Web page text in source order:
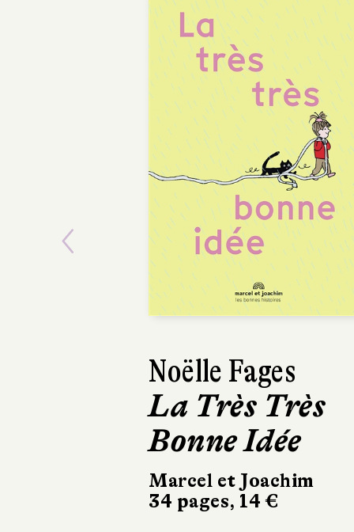
Noëlle Fages
La Très Très
Bonne Idée
Marcel et Joachim
34 pages, 14 €
Anaïs Halard,
Otero
L’Île des
mythes, t. 2
Casterman
Previous